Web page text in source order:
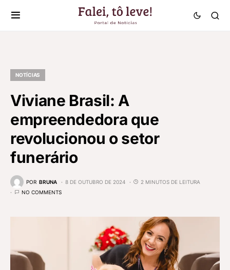
NOTÍCIAS
Viviane Brasil: A
empreendedora que
revolucionou o setor
funerário
POR BRUNA 8 DE OUTUBRO DE 2024
2 MINUTOS DE LEITURA
NO COMMENTS